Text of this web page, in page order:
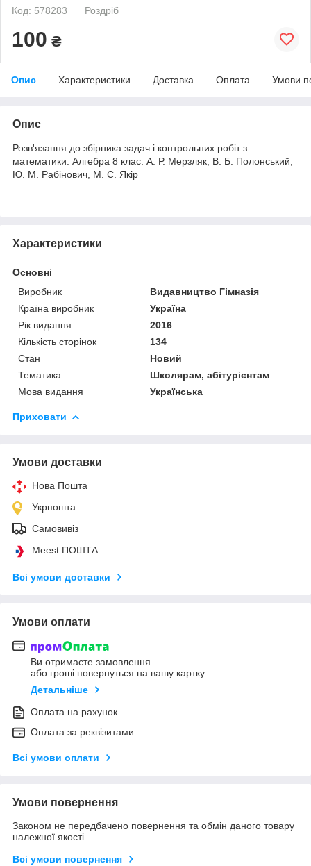
Код: 578283
Роздріб
100 ₴
Опис Характеристики Доставка Оплата Умови
Опис
Розв'язання до збірника задач і контрольних робіт з
математики. Алгебра 8 клас. А. Р. Мерзляк, В. Б. Полонський,
Ю. М. Рабінович, М. С. Якір
Характеристики
Основні
Виробник
Видавництво Гімназія
Країна виробник
Україна
Рік видання
2016
Кількість сторінок
134
Стан
Новий
Тематика
Школярам, абітурієнтам
Мова видання
Українська
Приховати
Умови доставки
Нова Пошта
Укрпошта
Самовивіз
Meest ПОШТА
Всі умови доставки
Умови оплати
Ви отримаєте замовлення
або гроші повернуться на вашу картку
Детальніше
Оплата на рахунок
Оплата за реквізитами
Всі умови оплати
Умови повернення
Законом не передбачено повернення та обмін даного товару
належної якості
Всі умови повернення